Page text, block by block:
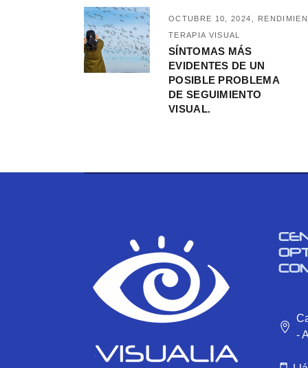
OCTUBRE 10, 2024
TERAPIA VISUAL
SÍNTOMAS MÁS
EVIDENTES DE UN
POSIBLE PROBLEMA
DE SEGUIMIENTO
VISUAL.
-